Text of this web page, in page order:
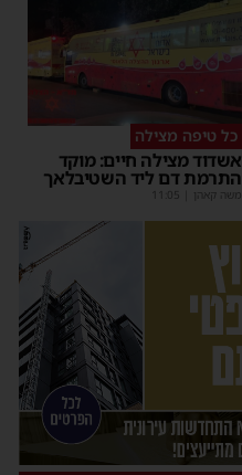
כל טיפה מצילה
אשדוד מצילה חיים: מוקד
התרמת דם ליד השטיבלאך
משה קאהן 11:05